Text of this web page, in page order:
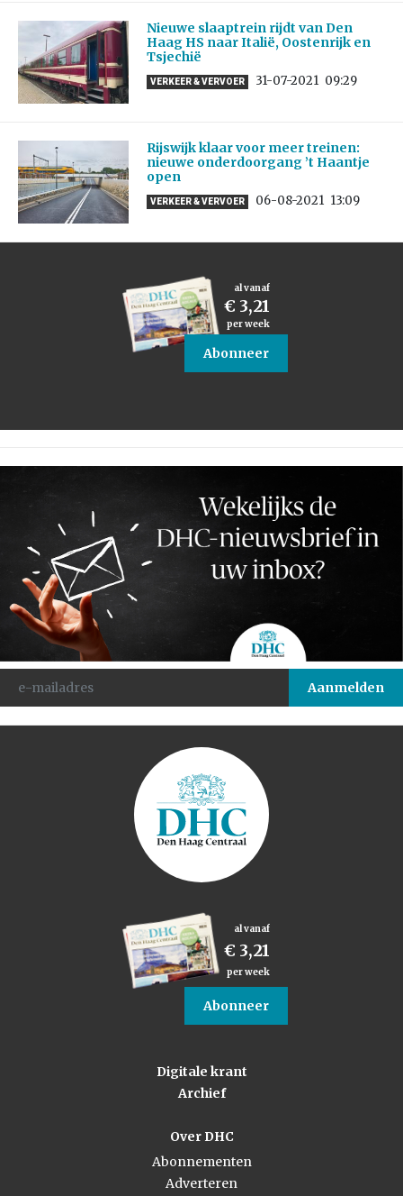
Nieuwe slaaptrein rijdt van Den
Haag HS naar Italië, Oostenrijk en
Tsjechië
VERKEER & VERVOER 31-07-2021 09:29
Rijswijk klaar voor meer treinen:
nieuwe onderdoorgang ’t Haantje
open
VERKEER & VERVOER 06-08-2021 13:09
al vanaf
€ 3,21
per week
Abonneer
al vanaf
€ 3,21
per week
Abonneer
Digitale krant
Archief
Over DHC
Abonnementen
Adverteren